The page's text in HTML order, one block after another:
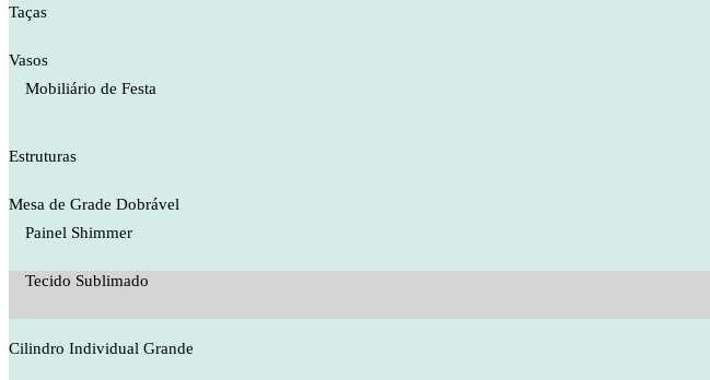
Taças
Vasos
Mobiliário de Festa
Estruturas
Mesa de Grade Dobrável
Painel Shimmer
Tecido Sublimado
Cilindro Individual Grande